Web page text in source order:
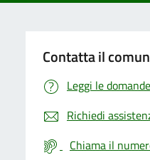
Contatta il
Leggi le
Richiedi
Chiama il